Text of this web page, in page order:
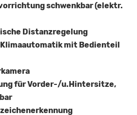
schwenkbar (elektr.
Distanzregelung
Klimaautomatik mit Bedienteil
für Vorder-/u.Hintersitze,